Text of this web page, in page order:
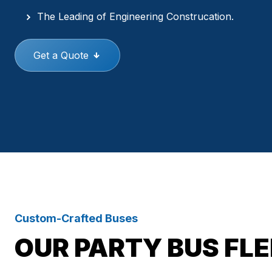
The Leading of Engineering Construcation.
Get a Quote
Custom-Crafted Buses
OUR PARTY BUS